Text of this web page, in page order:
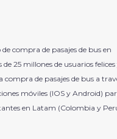
compra de pasajes de bus en
25 millones de usuarios felices
compra de pasajes de bus a
móviles (IOS y Android)
en Latam (Colombia y